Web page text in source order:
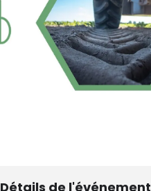
Détails de l'événement